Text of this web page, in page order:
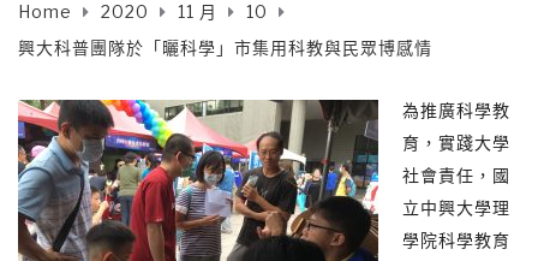
Home 2020 11 月
10
興大科普團隊於「曬科學」市集用科教與民眾博感情
為推廣科學教
育，實踐大學
社會責任，國
立中興大學理
學院科學教育